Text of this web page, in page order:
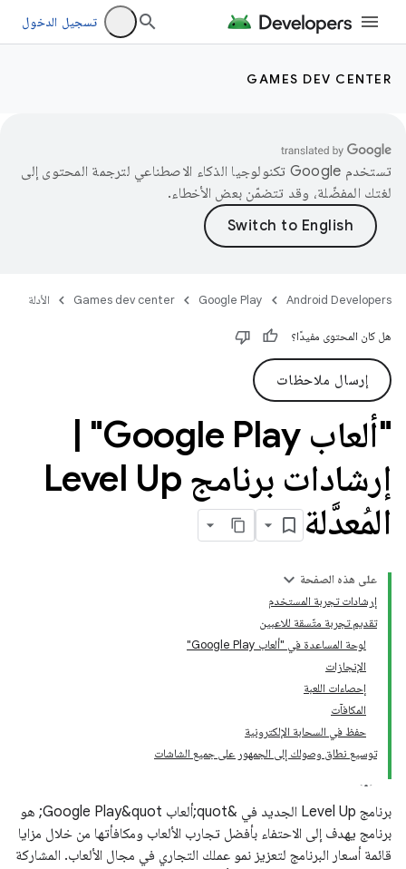
تسجيل الدخول
GAMES DEV CENTER
تستخدم Google تكنولوجيا الذكاء الاصطناعي لترجمة المحتوى إلى
لغتك المفضّلة، وقد تتضمّن بعض الأخطاء.
Android Developers
Google Play
Games dev center الأدلة
هل كان المحتوى مفيدًا؟
إرسال ملاحظات
"ألعاب Google Play"
|
إرشادات برنامج Level Up
المُعدَّلة
على هذه الصفحة
إرشادات تجربة المستخدم
تقديم تجربة متّسقة للاعبين
لوحة المساعدة في "ألعاب Google Play"
الإنجازات
إحصاءات اللعبة
المكافآت
حفظ في السحابة الإلكترونية
توسيع نطاق وصولك إلى الجمهور على جميع الشاشات
برنامج Level Up الجديد في &quot;ألعاب Google Play&quot; هو
برنامج يهدف إلى الاحتفاء بأفضل تجارب الألعاب ومكافأتها من خلال مزايا
قائمة أسعار البرنامج لتعزيز نمو عملك التجاري في مجال الألعاب. المشاركة